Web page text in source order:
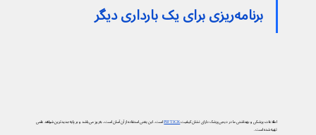
برنامه‌ریزی برای یک بارداری دیگر
اطلاعات پزشکی و بهداشتی ما در دیجی‌پزشک دارای نشان کیفیتPIF TICKاست. این یعنی استفاده از آن آسان است، به‌روز می‌باشد و بر پایه جدیدترین شواهد علمی
تهیه شده است.